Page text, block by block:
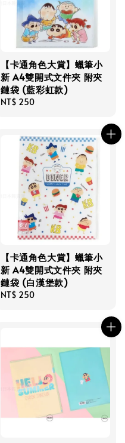
【卡通角色大賞】蠟筆小
新 A4雙開式文件夾 附夾
鏈袋 (藍彩虹款)
Regular
NT$ 250
【卡通角色大賞】蠟筆小
新 A4雙開式文件夾 附夾
鏈袋 (白漢堡款)
Regular
NT$ 250